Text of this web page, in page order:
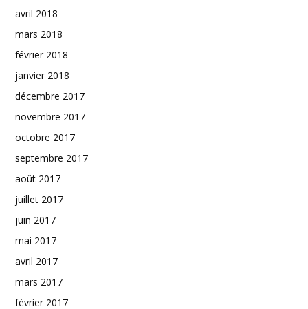
avril 2018
mars 2018
février 2018
janvier 2018
décembre 2017
novembre 2017
octobre 2017
septembre 2017
août 2017
juillet 2017
juin 2017
mai 2017
avril 2017
mars 2017
février 2017